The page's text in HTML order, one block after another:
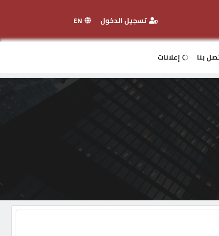
تسجيل الدخول
بنا إعلانات